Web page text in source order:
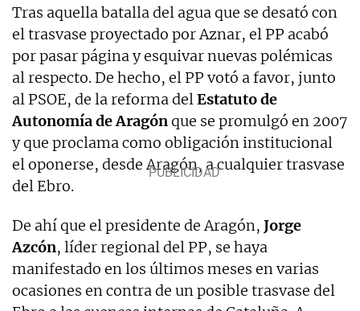
Tras aquella batalla del agua que se desató con
el trasvase proyectado por Aznar, el PP acabó
por pasar página y esquivar nuevas polémicas
al respecto. De hecho, el PP votó a favor, junto
al PSOE, de la reforma delEstatuto de
Autonomía de Aragónque se promulgó en 2007
y que proclama como obligación institucional
el oponerse, desde Aragón, a cualquier trasvase
del Ebro.
De ahí que el presidente de Aragón, Jorge
Azcón, líder regional del PP, se haya
manifestado en los últimos meses en varias
ocasiones en contra de un posible trasvase del